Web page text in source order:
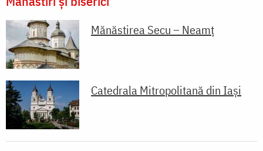
Mănăstirea Secu – Neamț
Catedrala Mitropolitană din Iaşi